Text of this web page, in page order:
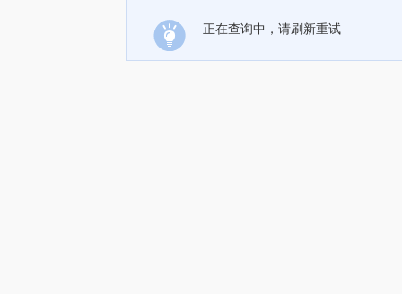
正在查询中，请刷新重试